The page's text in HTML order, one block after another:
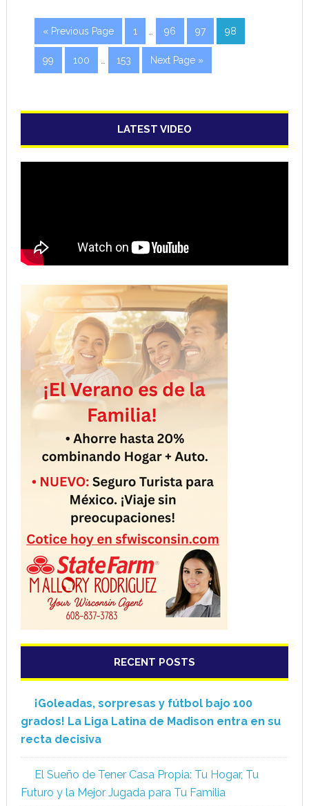
« Previous Page 1 96 97 98
99 100 153 Next Page »
LATEST VIDEO
RECENT POSTS
¡Goleadas, sorpresas y fútbol bajo 100
grados! La Liga Latina de Madison entra en su
recta decisiva
El Sueño de Tener Casa Propia: Tu Hogar, Tu
Futuro y la Mejor Jugada para Tu Familia